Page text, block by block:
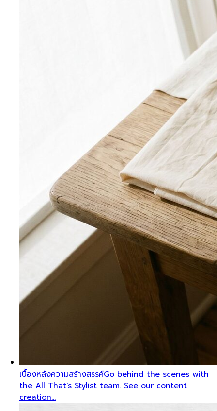
เบื้องหลังความสร้างสรรค์Go behind the scenes with
the All That's Stylist team. See our content
creation…